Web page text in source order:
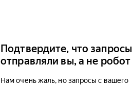
Подтвердите, что запросы
отправляли вы, а не робот
Нам очень жаль, но запросы с вашего